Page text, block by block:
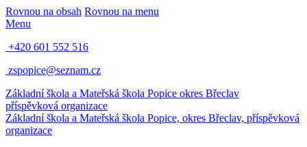
Rovnou na obsah Rovnou na menu
Menu
+420 601 552 516
zspopice@seznam.cz
Základní škola a Mateřská škola Popice okres Břeclav
příspěvková organizace
Základní škola a Mateřská škola Popice, okres Břeclav, příspěvková
organizace